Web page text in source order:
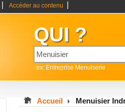
Accéder au contenu
QUI ?
ex: Entreprise Menuiserie
Accueil Menuisier